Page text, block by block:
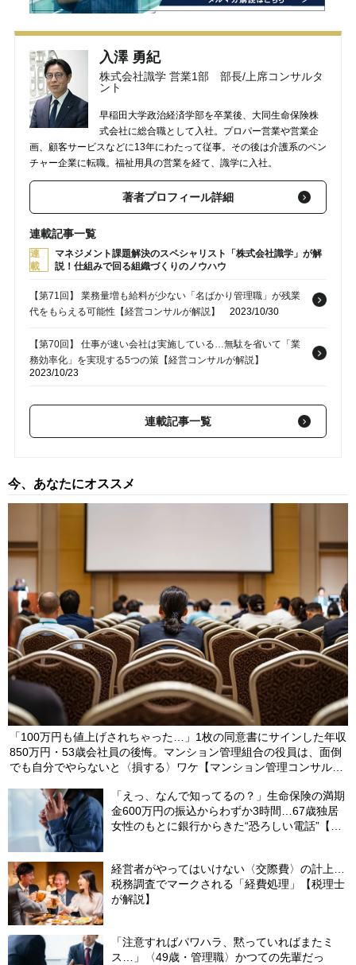
入澤 勇紀
株式会社識学 営業1部 部長/上席コンサルタ
ント
早稲田大学政治経済学部を卒業後、大同生命保険株
式会社に総合職として入社。プロパー営業や営業企
画、顧客サービスなどに13年にわたって従事。その後は介護系のベン
チャー企業に転職。福祉用具の営業を経て、識学に入社。
著者プロフィール詳細
連載記事一覧
連
載
マネジメント課題解決のスペシャリスト「株式会社識学」が解
説！仕組みで回る組織づくりのノウハウ
【第71回】 業務量増も給料が少ない「名ばかり管理職」が残業
代をもらえる可能性【経営コンサルが解説】
2023/10/30
【第70回】 仕事が速い会社は実施している…無駄を省いて「業
務効率化」を実現する5つの策【経営コンサルが解説】
2023/10/23
【第69回】 「3年以内に3人に1人」なぜ高い？新入社員の“離職
率”…さっさと辞めてしまう根本原因とは【経営コンサルが解
説】
外で長く働く人材を確保する、3つの解決策【経営コンサルが解
による「SNS炎上」は対岸の火事ではない！未然に防ぐためにす
連載記事一覧
今、あなたにオススメ
「100万円も値上げされちゃった…」1枚の同意書にサインした年収
850万円・53歳会社員の後悔。マンション管理組合の役員は、面倒
でも自分でやらないと〈損する〉ワケ【マンション管理コンサルタ
「えっ、なんで知ってるの？」生命保険の満期
金600万円の振込からわずか3時間…67歳独居
女性のもとに銀行からきた“恐ろしい電話”【FP
経営者がやってはいけない〈交際費〉の計上…
税務調査でマークされる「経費処理」【税理士
が解説】
「注意すればパワハラ、黙っていればまたミ
ス…」〈49歳・管理職〉かつての先輩だっ